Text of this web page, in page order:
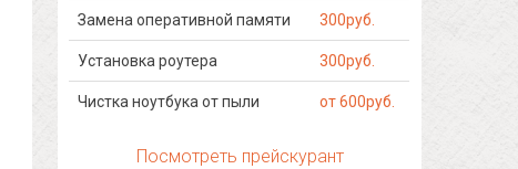
Замена оперативной памяти 300руб.
Установка роутера 300руб.
Чистка ноутбука от пыли от 600руб.
Посмотреть прейскурант